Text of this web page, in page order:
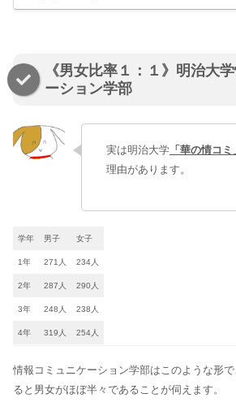
《男女比率１：１》明治大
ーション学部
実は明治大学 「華の情コミ
理由があります。
学年 男子 女子
1年 271人 234人
2年 287人 290人
3年 248人 238人
4年 319人 254人
情報コミュニケーション学部はこのような形
ると男女がほぼ半々であることが伺えます。